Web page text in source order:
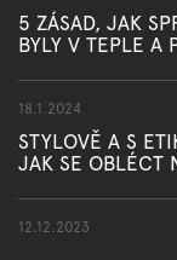
5 ZÁSAD, JAK
BYLY V TEPLE A
18.1.2024
STYLOVĚ A S
JAK SE OBLÉCT
12.12.2023